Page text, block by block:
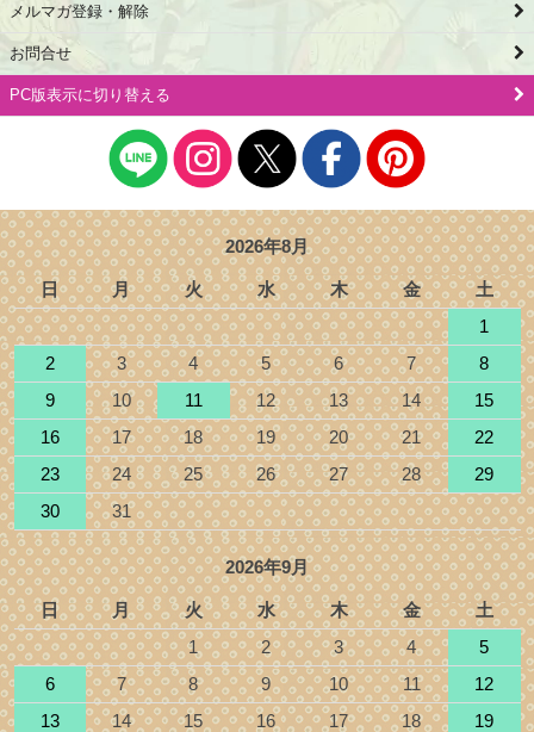
メルマガ登録・解除
お問合せ
PC版表示に切り替える
2026年8月
日 月 火 水 木 金
土
1
2
3 4 5 6 7
8
9
10 11 12 13 14
15
16
17 18 19 20 21
22
23
24 25 26 27 28
29
30
31
2026年9月
日 月 火 水 木 金
土
1
2 3 4
5
6
7 8 9 10 11
12
13
14 15 16 17 18
19